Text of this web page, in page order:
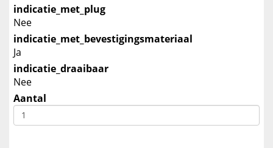
indicatie_met_plug
Nee
indicatie_met_bevestigingsmateriaal
Ja
indicatie_draaibaar
Nee
Aantal